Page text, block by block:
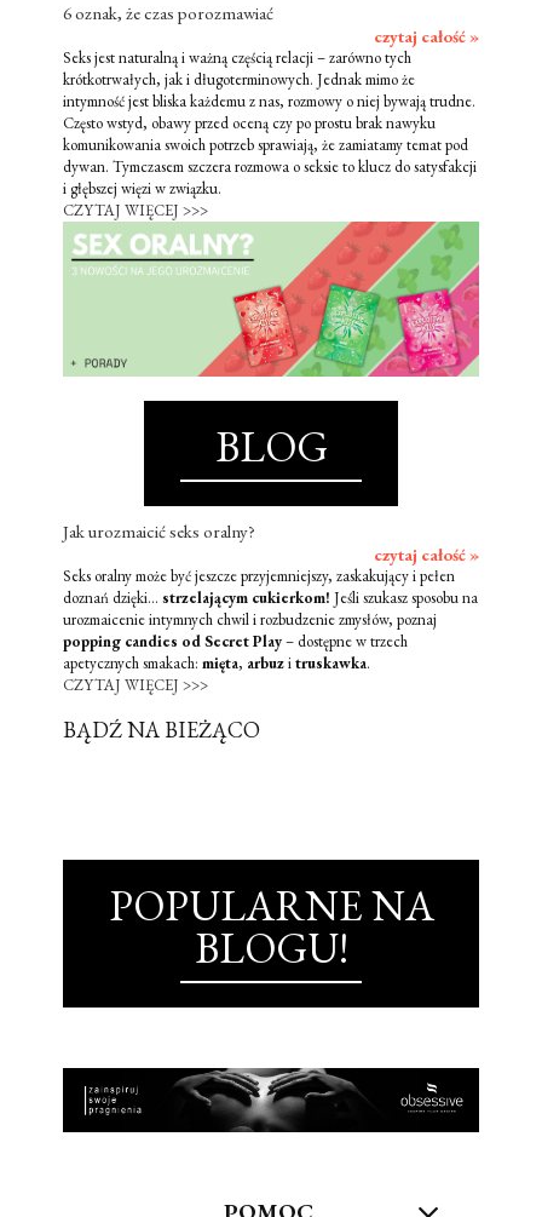
6 oznak, że czas porozmawiać
czytaj całość »
Seks jest naturalną i ważną częścią relacji – zarówno tych
krótkotrwałych, jak i długoterminowych. Jednak mimo że
intymność jest bliska każdemu z nas, rozmowy o niej bywają trudne.
Często wstyd, obawy przed oceną czy po prostu brak nawyku
komunikowania swoich potrzeb sprawiają, że zamiatamy temat pod
dywan. Tymczasem szczera rozmowa o seksie to klucz do satysfakcji
i głębszej więzi w związku.
CZYTAJ WIĘCEJ >>>
BLOG
Jak urozmaicić seks oralny?
czytaj całość »
Seks oralny może być jeszcze przyjemniejszy, zaskakujący i pełen
doznań dzięki... strzelającym cukierkom! Jeśli szukasz sposobu na
urozmaicenie intymnych chwil i rozbudzenie zmysłów, poznaj
popping candies od Secret Play– dostępne w trzech
apetycznych smakach: mięta, arbuzitruskawka.
CZYTAJ WIĘCEJ >>>
BĄDŹ NA BIEŻĄCO
POPULARNE NA
BLOGU!